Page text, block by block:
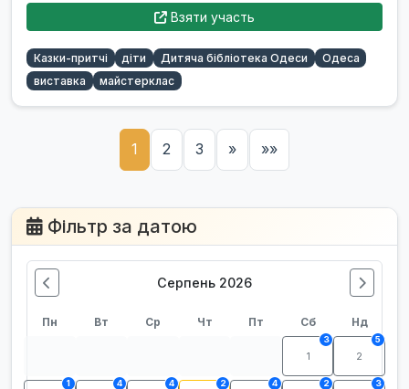
Взяти участь
Казки-притчі діти Дитяча бібліотека Одеси
Одеса
виставка
майстерклас
1 2 3 » »»
Фільтр за датою
Серпень 2026
Пн Вт Ср Чт Пт Сб Нд
1
3
2
5
1 4 4 2 4 2 3